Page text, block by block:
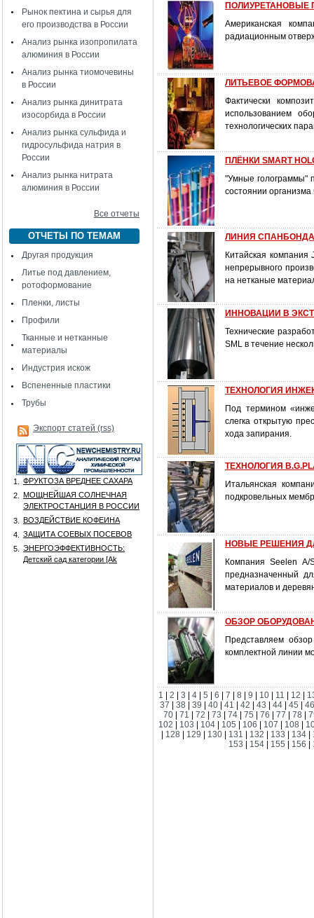
Рынок пектина и сырья для
его производства в России
Анализ рынка изопропилата
алюминия в России
Анализ рынка тиомочевины
в России
Анализ рынка динитрата
изосорбида в России
Анализ рынка сульфида и
гидросульфида натрия в
России
Анализ рынка нитрата
алюминия в России
Все отчеты
ОТЧЕТЫ ПО ТЕМАМ
Другая продукция
Литье под давлением,
ротоформование
Пленки, листы
Профили
Тканные и нетканные
материалы
Индустрия искож
Вспененные пластики
Трубы
Экспорт статей (rss)
1.
ФРУКТОЗА ВРЕДНЕЕ САХАРА
2.
МОЩНЕЙШАЯ СОЛНЕЧНАЯ
ЭЛЕКТРОСТАНЦИЯ В РОССИИ
3.
ВОЗДЕЙСТВИЕ КОФЕИНА
4.
ЗАЩИТА СОЕВЫХ ПОСЕВОВ
5.
ЭНЕРГОЭФФЕКТИВНОСТЬ:
Детский сад категории [Аk
Американская
радиационным
ЛИТЬЕВОЕ
Фактически
использованием
технологических
ПЛЁНКИ SMART
"Умные голограммы"
состоянии
ЛИНИЯ СПАНБОНДА
Китайская
непрерывного
на нетканые
ИННОВАЦИИ В
Технические
SML в течение
ТЕХНОЛОГИЯ
Под термином
слегка открытую
хода запирания.
ТЕХНОЛОГИЯ
Итальянская
подкровельных
НОВЫЕ РЕШЕНИЯ
Компания Seelen A/
предназначенный
материалов и
ОБЗОР
Представляем
комплектной линии
1 2 3 4 5 6 7 8 9 10 11 12
37
|38 |39 |40 |41 |42 |43 |44 |45 |
70
71 72 73 74 75 76 77 78
102
103 104 105 106 107 108
128 129 130 131 132 133 134
153
154 155 156